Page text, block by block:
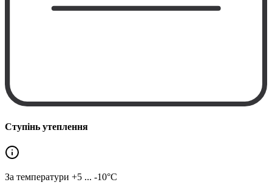
Ступінь утеплення
За температури +5 ... -10°C